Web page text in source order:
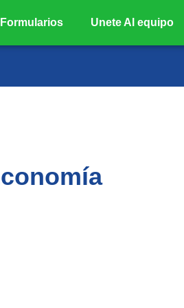
Formularios Unete Al equipo